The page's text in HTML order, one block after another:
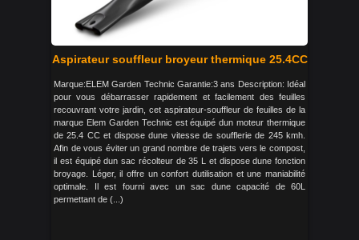
Aspirateur souffleur broyeur thermique 25.4CC
Marque:ELEM Garden Technic Garantie:3 ans Description: Idéal
pour vous débarrasser rapidement et facilement des feuilles
recouvrant votre jardin, cet aspirateur-souffleur de feuilles de la
marque Elem Garden Technic est équipé dun moteur thermique
de 25.4 CC et dispose dune vitesse de soufflerie de 245 kmh.
Afin de vous éviter un grand nombre de trajets vers le compost,
il est équipé dun sac récolteur de 35 L et dispose dune fonction
broyage. Léger, il offre un confort dutilisation et une maniabilité
optimale. Il est fourni avec un sac dune capacité de 60L
permettant de (...)